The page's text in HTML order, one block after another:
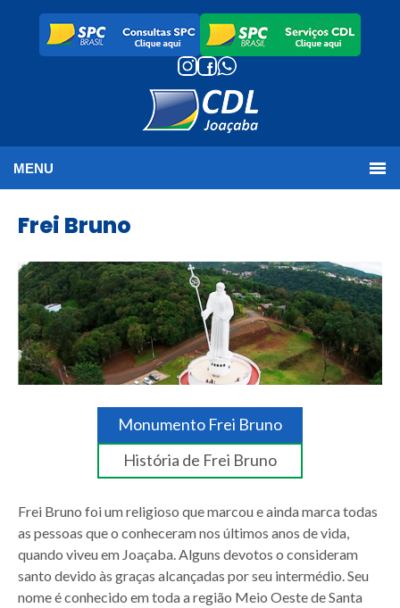
MENU
Frei Bruno
Monumento Frei Bruno
História de Frei Bruno
Frei Bruno foi um religioso que marcou e ainda marca todas
as pessoas que o conheceram nos últimos anos de vida,
quando viveu em Joaçaba. Alguns devotos o consideram
santo devido às graças alcançadas por seu intermédio. Seu
nome é conhecido em toda a região Meio Oeste de Santa